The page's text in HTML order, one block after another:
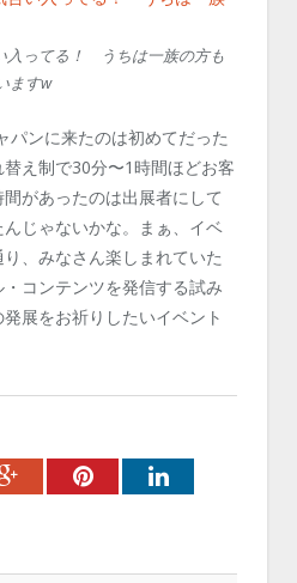
入ってる！ うちは一族の方も
ますw
パンに来たのは初めてだった
え制で30分〜1時間ほどお客
があったのは出展者にして
じゃないかな。まぁ、イベ
、みなさん楽しまれていた
コンテンツを発信する試み
展をお祈りしたいイベント
Google+PinterestLinkedIn